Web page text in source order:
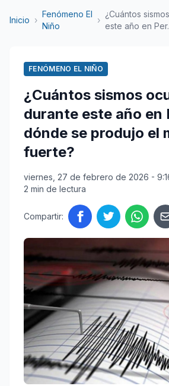
Inicio ›
Fenómeno El
Niño
›
¿Cuántos
este año en
FENÓMENO EL NIÑO
¿Cuántos sismos
durante este año en
dónde se produjo el
fuerte?
viernes, 27 de febrero de 2026 -
2 min de lectura
Compartir: